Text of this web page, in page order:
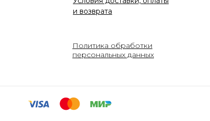
Политика обработки
персональных данных
и возврата